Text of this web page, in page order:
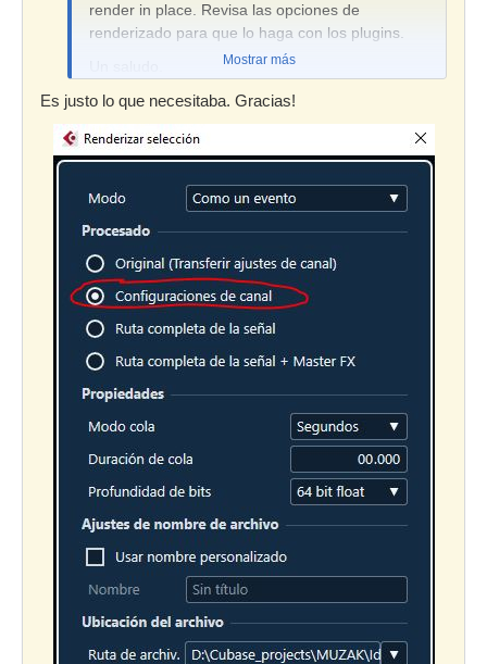
render in place. Revisa las opciones de
renderizado para que lo haga con los plugins.
Mostrar más
Es justo lo que necesitaba. Gracias!